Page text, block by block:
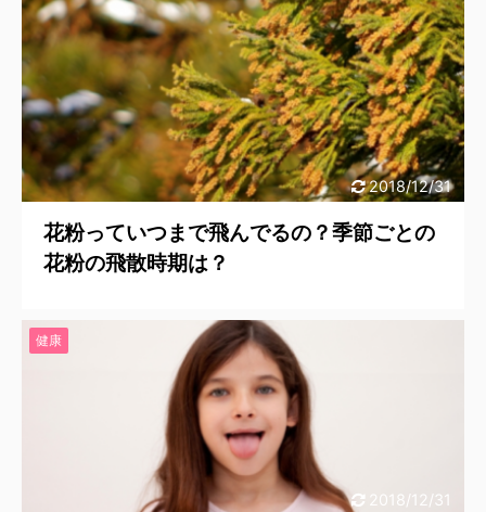
2018/12/31
花粉っていつまで飛んでるの？季節ごとの
花粉の飛散時期は？
2018/12/31
健康